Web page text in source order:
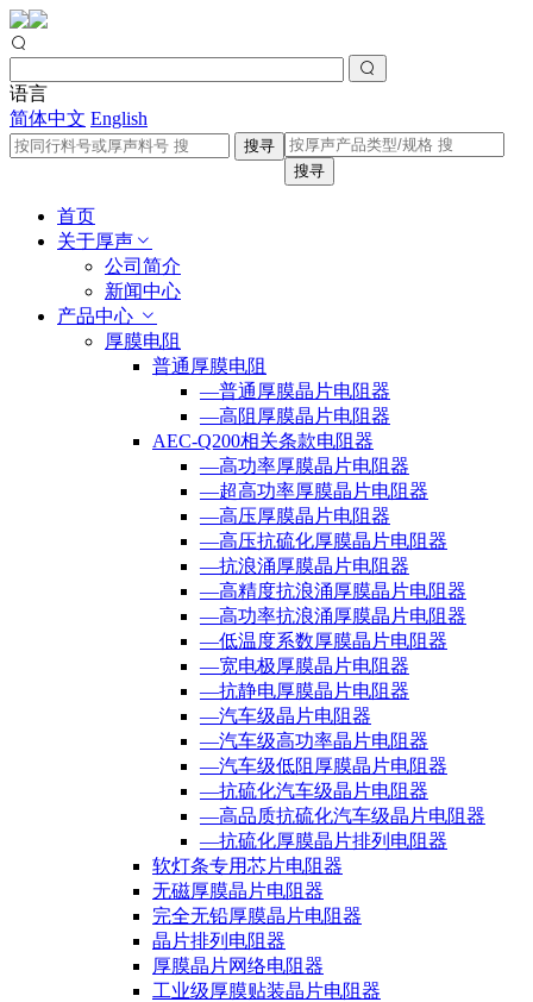
语言
简体中文 English
搜寻
搜寻
首页
关于厚声
公司简介
新闻中心
产品中心
厚膜电阻
普通厚膜电阻
—普通厚膜晶片电阻器
—高阻厚膜晶片电阻器
AEC-Q200相关条款电阻器
—高功率厚膜晶片电阻器
—超高功率厚膜晶片电阻器
—高压厚膜晶片电阻器
—高压抗硫化厚膜晶片电阻器
—抗浪涌厚膜晶片电阻器
—高精度抗浪涌厚膜晶片电阻器
—高功率抗浪涌厚膜晶片电阻器
—低温度系数厚膜晶片电阻器
—宽电极厚膜晶片电阻器
—抗静电厚膜晶片电阻器
—汽车级晶片电阻器
—汽车级高功率晶片电阻器
—汽车级低阻厚膜晶片电阻器
—抗硫化汽车级晶片电阻器
—高品质抗硫化汽车级晶片电阻器
—抗硫化厚膜晶片排列电阻器
软灯条专用芯片电阻器
无磁厚膜晶片电阻器
完全无铅厚膜晶片电阻器
晶片排列电阻器
厚膜晶片网络电阻器
工业级厚膜贴装晶片电阻器